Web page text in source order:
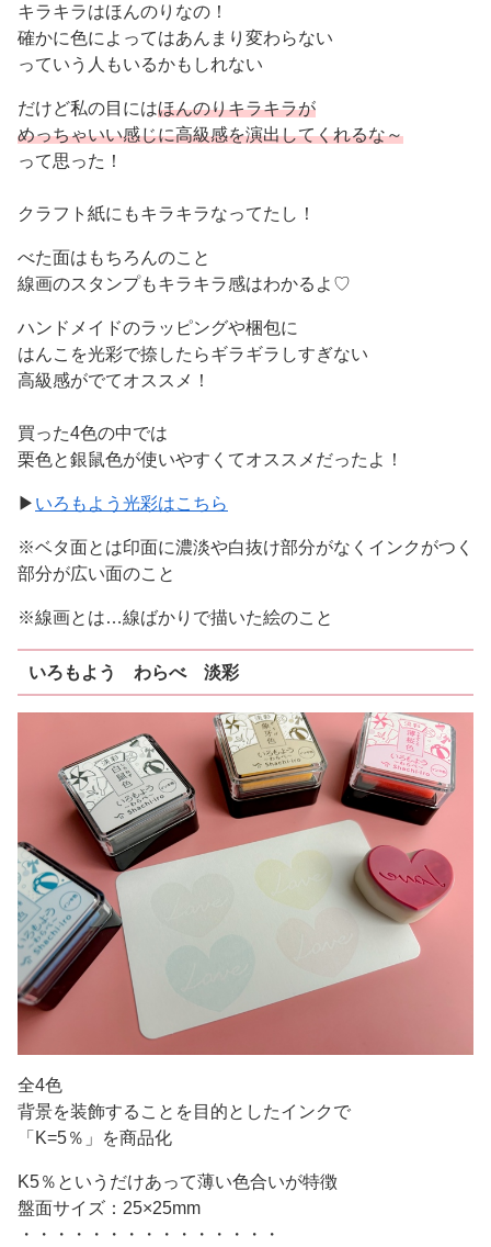
キラキラはほんのりなの！
確かに色によってはあんまり変わらない
っていう人もいるかもしれない
だけど私の目にはほんのりキラキラが
めっちゃいい感じに高級感を演出してくれるな～
って思った！
クラフト紙にもキラキラなってたし！
べた面はもちろんのこと
線画のスタンプもキラキラ感はわかるよ♡
ハンドメイドのラッピングや梱包に
はんこを光彩で捺したらギラギラしすぎない
高級感がでてオススメ！
買った4色の中では
栗色と銀鼠色が使いやすくてオススメだったよ！
▶ いろもよう光彩はこちら
※ベタ面とは印面に濃淡や白抜け部分がなくインクがつく
部分が広い面のこと
※線画とは…線ばかりで描いた絵のこと
いろもよう わらべ 淡彩
全4色
背景を装飾することを目的としたインクで
「K=5％」を商品化
K5％というだけあって薄い色合いが特徴
盤面サイズ：25×25mm
・・・・・・・・・・・・・・・